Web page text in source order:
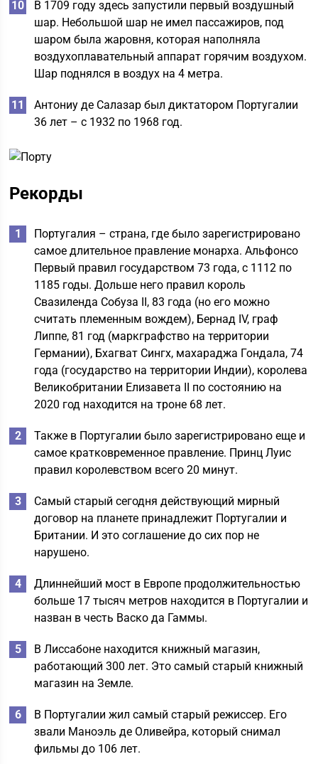
В 1709 году здесь запустили первый воздушный
шар. Небольшой шар не имел пассажиров, под
шаром была жаровня, которая наполняла
воздухоплавательный аппарат горячим воздухом.
Шар поднялся в воздух на 4 метра.
Антониу де Салазар был диктатором Португалии
36 лет – с 1932 по 1968 год.
Рекорды
Португалия – страна, где было зарегистрировано
самое длительное правление монарха. Альфонсо
Первый правил государством 73 года, с 1112 по
1185 годы. Дольше него правил король
Свазиленда Собуза II, 83 года (но его можно
считать племенным вождем), Бернад IV, граф
Липпе, 81 год (маркграфство на территории
Германии), Бхагват Сингх, махараджа Гондала, 74
года (государство на территории Индии), королева
Великобритании Елизавета II по состоянию на
2020 год находится на троне 68 лет.
Также в Португалии было зарегистрировано еще и
самое кратковременное правление. Принц Луис
правил королевством всего 20 минут.
Самый старый сегодня действующий мирный
договор на планете принадлежит Португалии и
Британии. И это соглашение до сих пор не
нарушено.
Длиннейший мост в Европе продолжительностью
больше 17 тысяч метров находится в Португалии и
назван в честь Васко да Гаммы.
В Лиссабоне находится книжный магазин,
работающий 300 лет. Это самый старый книжный
магазин на Земле.
В Португалии жил самый старый режиссер. Его
звали Маноэль де Оливейра, который снимал
фильмы до 106 лет.